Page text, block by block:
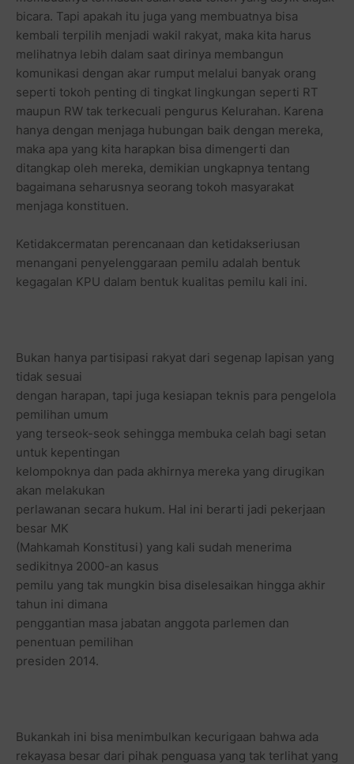
bicara. Tapi apakah itu juga yang membuatnya bisa
kembali terpilih menjadi wakil rakyat, maka kita harus
melihatnya lebih dalam saat dirinya membangun
komunikasi dengan akar rumput melalui banyak orang
seperti tokoh penting di tingkat lingkungan seperti RT
maupun RW tak terkecuali pengurus Kelurahan. Karena
hanya dengan menjaga hubungan baik dengan mereka,
maka apa yang kita harapkan bisa dimengerti dan
ditangkap oleh mereka, demikian ungkapnya tentang
bagaimana seharusnya seorang tokoh masyarakat
menjaga konstituen.
Ketidakcermatan perencanaan dan ketidakseriusan
menangani penyelenggaraan pemilu adalah bentuk
kegagalan KPU dalam bentuk kualitas pemilu kali ini.
Bukan hanya partisipasi rakyat dari segenap lapisan yang
tidak sesuai
dengan harapan, tapi juga kesiapan teknis para pengelola
pemilihan umum
yang terseok-seok sehingga membuka celah bagi setan
untuk kepentingan
kelompoknya dan pada akhirnya mereka yang dirugikan
akan melakukan
perlawanan secara hukum. Hal ini berarti jadi pekerjaan
besar MK
(Mahkamah Konstitusi) yang kali sudah menerima
sedikitnya 2000-an kasus
pemilu yang tak mungkin bisa diselesaikan hingga akhir
tahun ini dimana
penggantian masa jabatan anggota parlemen dan
penentuan pemilihan
presiden 2014.
Bukankah ini bisa menimbulkan kecurigaan bahwa ada
rekayasa besar dari pihak penguasa yang tak terlihat yang